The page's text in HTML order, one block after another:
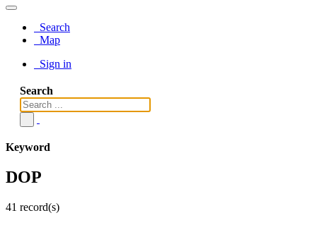
Search
Map
Sign in
Search
Keyword
DOP
41 record(s)